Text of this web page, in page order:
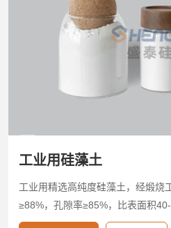
兼容性助力污水达标排放与生态治
工业用硅藻土
工业用精选高纯度硅藻土，经煅烧
≥88%，孔隙率≥85%，比表面积
50μm）适配复杂工业料液。强效吸